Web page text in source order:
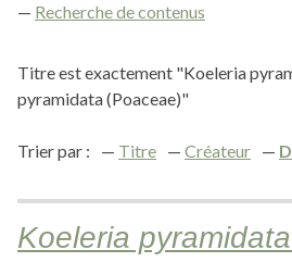
Recherche de contenus
Titre est exactement "Koeleria
pyramidata (Poaceae)"
Trier par : Titre Créateur
Koeleria